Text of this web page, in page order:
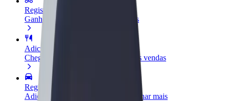
Registe a sua frota de estafetas
Ganhe dinheiro a entregar refeições
Adicione um restaurante ou loja
Chegue a mais clientes e aumente as vendas
Registe-se como gestor de frota
Adicione a sua frota à Bolt para ganhar mais